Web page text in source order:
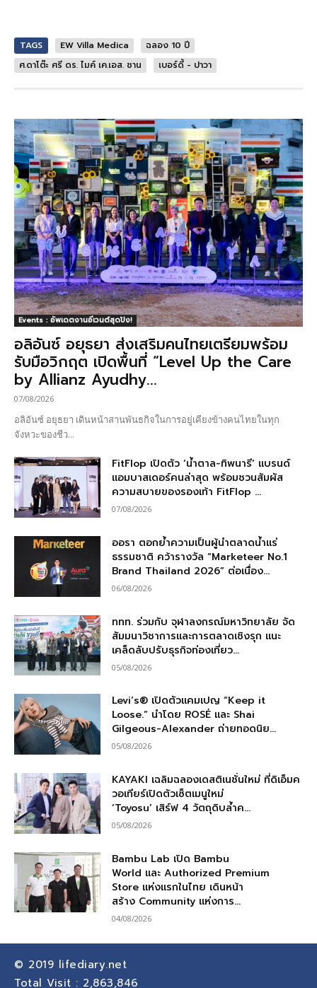
TAGS EW Villa Medica
ฉลอง 10 ปี
ศ.ดาโต๊ะ ศรี ดร. ไมค์ เค.เอส. ชาน
เบอร์ดี้ - ปาวา
Events : อัพเดตงานอีเวนต์สุดปัง!
อลิอันซ์ อยุธยา ส่งเสริมคนไทยเตรียมพร้อม
รับมือวิกฤต เปิดพื้นที่ “Level Up the Care
by Allianz Ayudhy...
07/08/2026
อลิอันซ์ อยุธยา เดินหน้าสานพันธกิจในการอยู่เคียงข้างคนไทยในทุก
จังหวะของชีว...
FitFlop เปิดตัว ‘น้ำตาล-ทิพนารี’ แบรนด์
แอมบาสเดอร์คนล่าสุด พร้อมชวนสัมผัส
ความสบายของรองเท้า FitFlop ...
07/08/2026
ออรา ตอกย้ำความเป็นผู้นำตลาดน้ำแร่
ธรรมชาติ คว้ารางวัล “Marketeer No.1
Brand Thailand 2026” ต่อเนื่อง...
06/08/2026
ททท. ร่วมกับ จุฬาลงกรณ์มหาวิทยาลัย จัด
สัมมนาวิชาการและการตลาดเชิงรุก แนะ
เคล็ดลับปรับธุรกิจท่องเที่ยว...
05/08/2026
Levi’s® เปิดตัวแคมเปญ “Keep it
Loose.” นำโดย ROSÉ และ Shai
Gilgeous-Alexander ถ่ายทอดนิย...
05/08/2026
KAYAKI เฉลิมฉลองเดสติเนชั่นใหม่ ที่ดิเอ็มค
วอเทียร์เปิดตัวเซ็ตเมนูใหม่
‘Toyosu’ เสิร์ฟ 4 วัตถุดิบล้ำค...
05/08/2026
Bambu Lab เปิด Bambu
World และ Authorized Premium
Store แห่งแรกในไทย เดินหน้า
สร้าง Community แห่งการ...
04/08/2026
© 2019 lifediary.net
Total Visit : 2,863,846